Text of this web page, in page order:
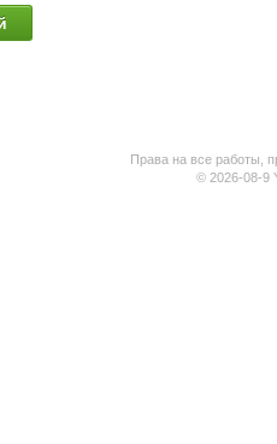
Права на все работы,
© 2026-08-9